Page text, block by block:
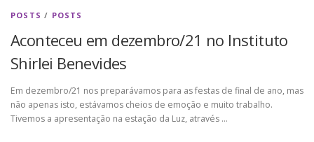
POSTS / POSTS
Aconteceu em dezembro/21 no Instituto
Shirlei Benevides
Em dezembro/21 nos preparávamos para as festas de final de ano, mas
não apenas isto, estávamos cheios de emoção e muito trabalho.
Tivemos a apresentação na estação da Luz, através …